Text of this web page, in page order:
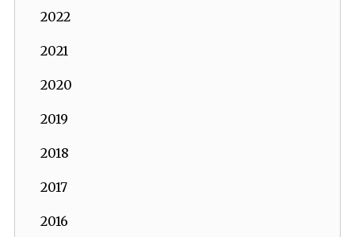
2022
2021
2020
2019
2018
2017
2016